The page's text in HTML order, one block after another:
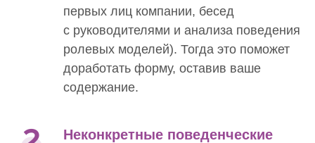
первых лиц компании, бесед
с руководителями и анализа поведения
ролевых моделей). Тогда это поможет
доработать форму, оставив ваше
содержание.
Неконкретные поведенческие